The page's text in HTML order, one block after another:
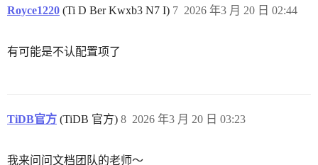
Royce1220 (Ti D Ber Kwxb3 N7 I) 2026 年3 月 20 日 02:44
7
有可能是不认配置项了
TiDB官方 (TiDB 官方) 2026 年3 月 20 日 03:23
8
我来问问文档团队的老师～